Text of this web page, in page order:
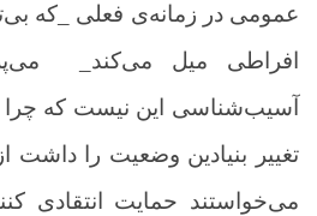
عمومی در زمانه‌ی فعلی _که
افراطی میل می‌کند_
آسیب‌شناسی این نیست که
تغییر بنیادین وضعیت را داشت
می‌خواستند حمایت انتقادی